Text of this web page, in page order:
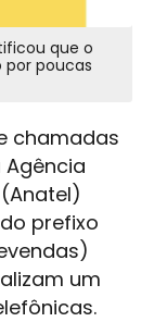
que o
poucas
chamadas
prefixo
um